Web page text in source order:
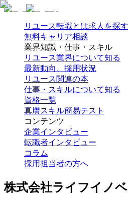
リユース転職とは求人を探す
無料キャリア相談
業界知識・仕事・スキル
リユース業界について知る
最新動向、採用状況
リユース関連の本
仕事・スキルについて知る
資格一覧
真贋スキル簡易テスト
コンテンツ
企業インタビュー
転職者インタビュー
コラム
採用担当者の方へ
株式会社ライフイノ